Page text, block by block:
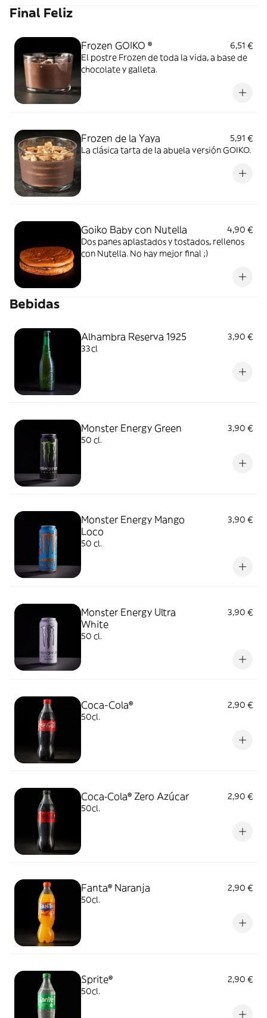
Final Feliz
Frozen GOIKO ®
6,51 €
El postre Frozen de toda la vida, a base de
chocolate y galleta.
Frozen de la Yaya
5,91 €
La clásica tarta de la abuela versión GOIKO.
Goiko Baby con Nutella
4,90 €
Dos panes aplastados y tostados, rellenos
con Nutella. No hay mejor final ;)
Bebidas
Alhambra Reserva 1925
3,90 €
33cl
Monster Energy Green
3,90 €
50 cl.
Monster Energy Mango
Loco
3,90 €
50 cl.
Monster Energy Ultra
White
3,90 €
50 cl.
Coca-Cola®
2,90 €
50cl.
Coca‑Cola® Zero Azúcar
2,90 €
50cl.
Fanta® Naranja
2,90 €
50cl.
Sprite®
2,90 €
50cl.